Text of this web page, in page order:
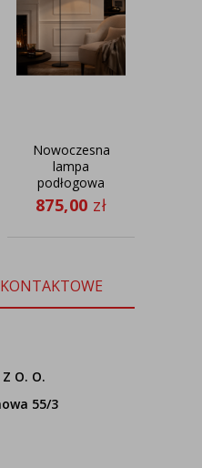
Nowoczesna
lampa
podłogowa
do sypialni z
regulowanym
abażurem
875,00 zł
Z O. O.
55/3